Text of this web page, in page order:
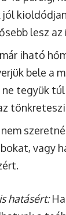
lesz az
iható
bele a
ne tegyük
vagy
hatásért:Ha